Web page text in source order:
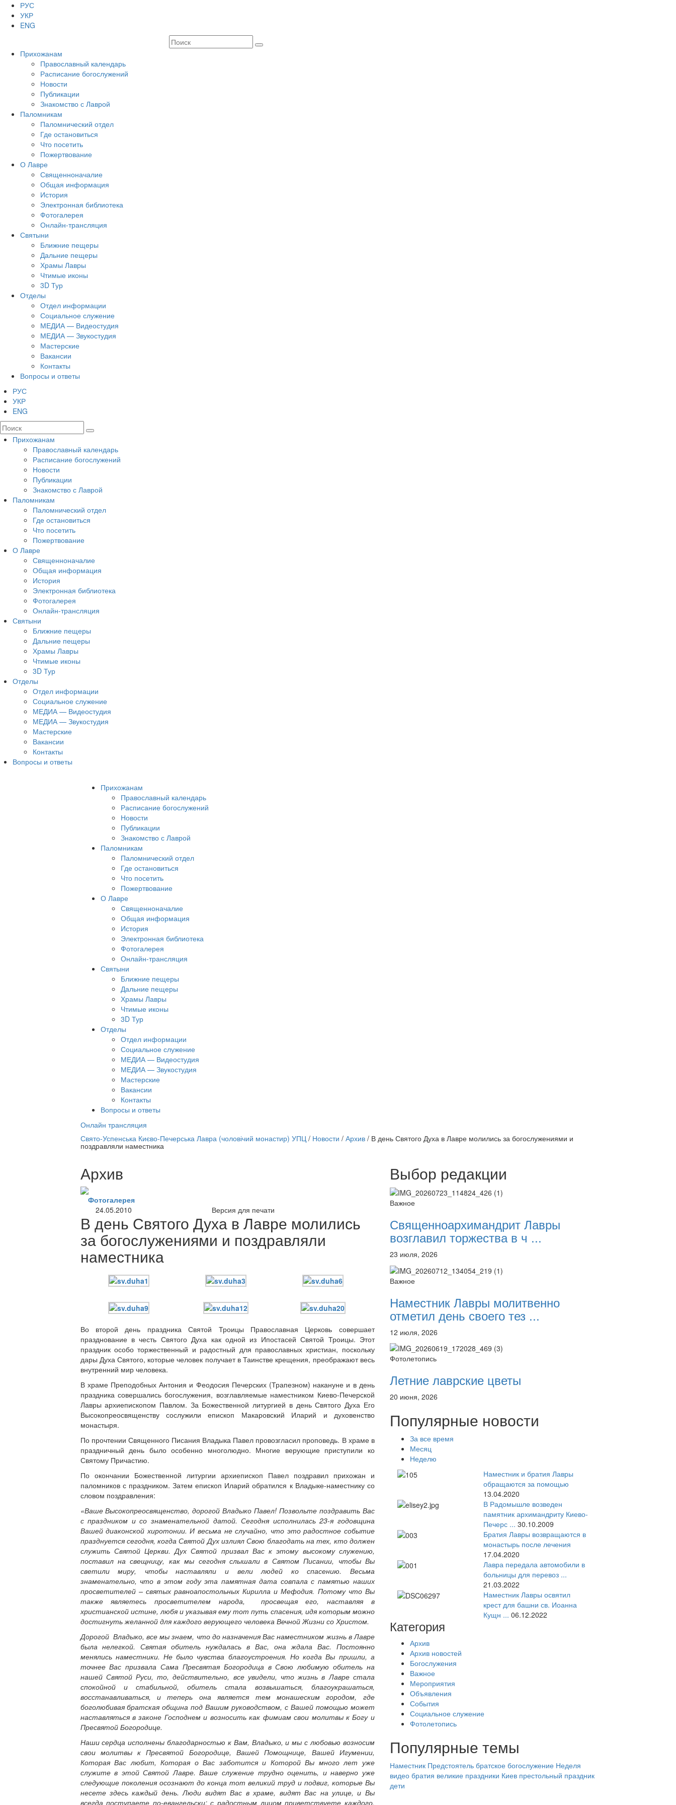
РУС
УКР
ENG
Прихожанам
Православный календарь
Расписание богослужений
Новости
Публикации
Знакомство с Лаврой
Паломникам
Паломнический отдел
Где остановиться
Что посетить
Пожертвование
О Лавре
Священноначалие
Общая информация
История
Электронная библиотека
Фотогалерея
Онлайн-трансляция
Святыни
Ближние пещеры
Дальние пещеры
Храмы Лавры
Чтимые иконы
3D Тур
Отделы
Отдел информации
Социальное служение
МЕДИА — Видеостудия
МЕДИА — Звукостудия
Мастерские
Вакансии
Контакты
Вопросы и ответы
РУС
УКР
ENG
Прихожанам
Православный календарь
Расписание богослужений
Новости
Публикации
Знакомство с Лаврой
Паломникам
Паломнический отдел
Где остановиться
Что посетить
Пожертвование
О Лавре
Священноначалие
Общая информация
История
Электронная библиотека
Фотогалерея
Онлайн-трансляция
Святыни
Ближние пещеры
Дальние пещеры
Храмы Лавры
Чтимые иконы
3D Тур
Отделы
Отдел информации
Социальное служение
МЕДИА — Видеостудия
МЕДИА — Звукостудия
Мастерские
Вакансии
Контакты
Вопросы и ответы
Прихожанам
Православный календарь
Расписание богослужений
Новости
Публикации
Знакомство с Лаврой
Паломникам
Паломнический отдел
Где остановиться
Что посетить
Пожертвование
О Лавре
Священноначалие
Общая информация
История
Электронная библиотека
Фотогалерея
Онлайн-трансляция
Святыни
Ближние пещеры
Дальние пещеры
Храмы Лавры
Чтимые иконы
3D Тур
Отделы
Отдел информации
Социальное служение
МЕДИА — Видеостудия
МЕДИА — Звукостудия
Мастерские
Вакансии
Контакты
Вопросы и ответы
Онлайн трансляция
12 сентября
Онлайн трансляции
12 сентября 2015
12 сентября 2015Название трансляции
12 сентября 2015
12 сентября 2015Название трансляции
12 сентября 2015Название трансляции
Название трансляции
12 сентября 2015Название трансляции
Перейти к архиву
Свято-Успенська Києво-Печерська Лавра (чоловічий монастир) УПЦ/ Новости / Архив/ В день Святого Духа в Лавре молились за богослужениями и
поздравляли наместника
Архив
Фотогалерея
24.05.2010
Версия для печати
В день Святого Духа в Лавре молились
за богослужениями и поздравляли
наместника
Во второй день праздника Святой Троицы Православная Церковь совершает
празднование в честь Святого Духа как одной из Ипостасей Святой Троицы. Этот
праздник особо торжественный и радостный для православных христиан, поскольку
дары Духа Святого, которые человек получает в Таинстве крещения, преображают весь
внутренний мир человека.
В храме Преподобных Антония и Феодосия Печерских (Трапезном) накануне и в день
праздника совершались богослужения, возглавляемые наместником Киево-Печерской
Лавры архиепископом Павлом. За Божественной литургией в день Святого Духа Его
Высокопреосвященству сослужили епископ Макаровский Иларий и духовенство
монастыря.
По прочтении Священного Писания Владыка Павел провозгласил проповедь. В храме в
праздничный день было особенно многолюдно. Многие верующие приступили ко
Святому Причастию.
По окончании Божественной литургии архиепископ Павел поздравил прихожан и
паломников с праздником. Затем епископ Иларий обратился к Владыке-наместнику со
словом поздравления:
«Ваше Высокопреосвященство, дорогой Владыко Павел! Позвольте поздравить Вас
с праздником и со знаменательной датой. Сегодня исполнилась 23-я годовщина
Вашей диаконской хиротонии. И весьма не случайно, что это радостное событие
празднуется сегодня, когда Святой Дух излиял Свою благодать на тех, кто должен
служить Святой Церкви. Дух Святой призвал Вас к этому высокому служению,
поставил на свещницу, как мы сегодня слышали в Святом Писании, чтобы Вы
светили миру, чтобы наставляли и вели людей ко спасению. Весьма
знаменательно, что в этом году эта памятная дата совпала с памятью наших
просветителей – святых равноапостольных Кирилла и Мефодия. Потому что Вы
также являетесь просветителем народа, просвещая его, наставляя в
христианской истине, любя и указывая ему тот путь спасения, идя которым можно
достигнуть желанной для каждого верующего человека Вечной Жизни со Христом.
Дорогой Владыко, все мы знаем, что до назначения Вас наместником жизнь в Лавре
была нелегкой. Святая обитель нуждалась в Вас, она ждала Вас. Постоянно
менялись наместники. Не было чувства благоустроения. Но когда Вы пришли, а
точнее Вас призвала Сама Пресвятая Богородица в Свою любимую обитель на
нашей Святой Руси, то, действительно, все увидели, что жизнь в Лавре стала
спокойной и стабильной, обитель стала возвышаться, благоукрашаться,
восстанавливаться, и теперь она является тем монашеским городом, где
боголюбивая братская община под Вашим руководством, с Вашей помощью может
наставляться в законе Господнем и возносить как фимиам свои молитвы к Богу и
Пресвятой Богородице.
Наши сердца исполнены благодарностью к Вам, Владыко, и мы с любовью возносим
свои молитвы к Пресвятой Богородице, Вашей Помощнице, Вашей Игумении,
Которая Вас любит, Которая о Вас заботится и Которой Вы много лет уже
служите в этой Святой Лавре. Ваше служение трудно оценить, и наверно уже
следующие поколения осознают до конца тот великий труд и подвиг, которые Вы
несете здесь каждый день. Люди видят Вас в храме, видят Вас на улице, и Вы
всегда поступаете по-евангельски: с радостным лицом приветствуете каждого,
Выбор редакции
Важное
Священноархимандрит Лавры
возглавил торжества в ч ...
23 июля, 2026
Важное
Наместник Лавры молитвенно
отметил день своего тез ...
12 июля, 2026
Фотолетопись
Летние лаврские цветы
20 июня, 2026
Популярные новости
За все время
Месяц
Неделю
Наместник и братия Лавры
обращаются за помощью
13.04.2020
В Радомышле возведен
памятник архимандриту Киево-
Печерс ... 30.10.2009
Братия Лавры возвращаются в
монастырь после лечения
17.04.2020
Лавра передала автомобили в
больницы для перевоз ...
21.03.2022
Наместник Лавры освятил
крест для башни св. Иоанна
Кущн ... 06.12.2022
Категория
Архив
Архив новостей
Богослужения
Важное
Мероприятия
Объявления
События
Социальное служение
Фотолетопись
Популярные темы
Наместник Предстоятель братское богослужение Неделя
видео братия великие праздники Киев престольный праздник
дети